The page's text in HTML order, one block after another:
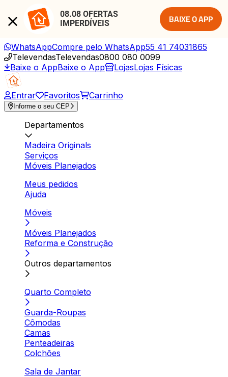
08.08 OFERTAS
IMPERDÍVEIS
BAIXE O APP
WhatsAppCompre pelo WhatsApp55 41 74031865
TelevendasTelevendas0800 080 0099
Baixe o AppBaixe o App LojasLojas Físicas
Entrar Favoritos Carrinho
Informe o seu CEP
Departamentos
Madeira Originals
Serviços
Móveis Planejados
Meus pedidos
Ajuda
Móveis
Móveis Planejados
Reforma e Construção
Outros departamentos
Quarto Completo
Guarda-Roupas
Cômodas
Camas
Penteadeiras
Colchões
Sala de Jantar